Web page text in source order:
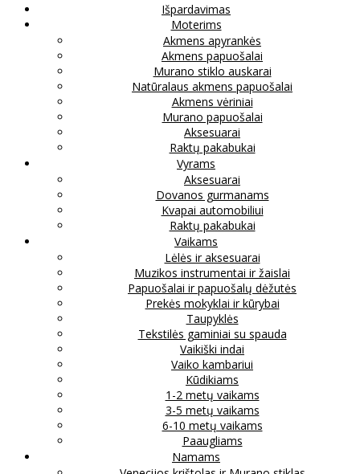
Išpardavimas
Moterims
Akmens apyrankės
Akmens papuošalai
Murano stiklo auskarai
Natūralaus akmens papuošalai
Akmens vėriniai
Murano papuošalai
Aksesuarai
Raktų pakabukai
Vyrams
Aksesuarai
Dovanos gurmanams
Kvapai automobiliui
Raktų pakabukai
Vaikams
Lėlės ir aksesuarai
Muzikos instrumentai ir žaislai
Papuošalai ir papuošalų dėžutės
Prekės mokyklai ir kūrybai
Taupyklės
Tekstilės gaminiai su spauda
Vaikiški indai
Vaiko kambariui
Kūdikiams
1-2 metų vaikams
3-5 metų vaikams
6-10 metų vaikams
Paaugliams
Namams